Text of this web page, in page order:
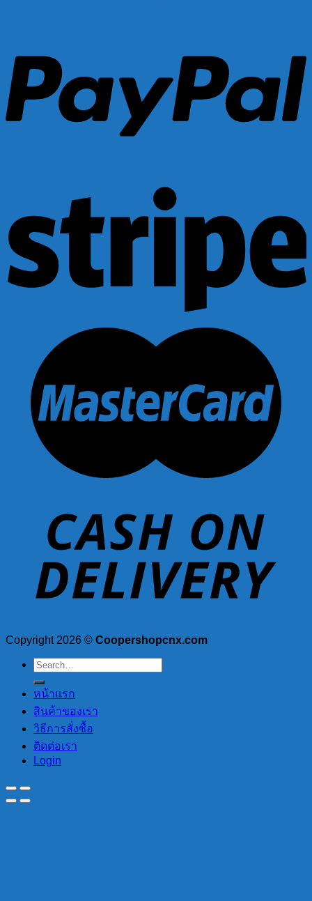
Copyright 2026 © Coopershopcnx.com
Search
for:
หน้าแรก
สินค้าของเรา
วิธีการสั่งซื้อ
ติดต่อเรา
Login